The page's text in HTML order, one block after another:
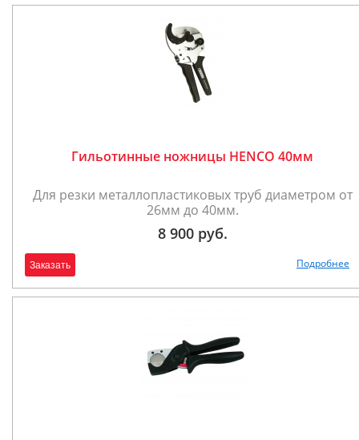
Гильотинные ножницы HENCO 40мм
Для резки металлопластиковых труб диаметром от
26мм до 40мм.
8 900 руб.
Заказать Подробнее